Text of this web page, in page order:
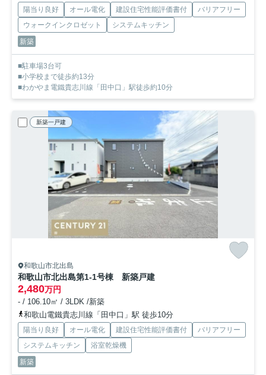
陽当り良好 オール電化 建設住宅性能評価書付
バリアフリー
ウォークインクロゼット
システムキッチン
新築
■駐車場3台可
■小学校まで徒歩約13分
■わかやま電鐵貴志川線「田中口」駅徒歩約10分
新築一戸建
和歌山市北出島
和歌山市北出島第1-1号棟 新築戸建
2,480万円
- / 106.10㎡ / 3LDK /新築
和歌山電鐵貴志川線「田中口」駅 徒歩10分
陽当り良好 オール電化 建設住宅性能評価書付
バリアフリー
システムキッチン
浴室乾燥機
新築